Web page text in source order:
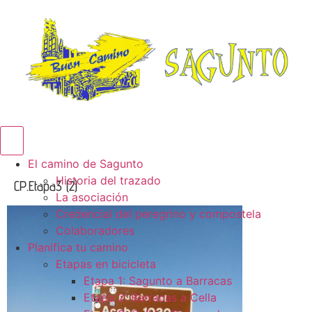
El camino de Sagunto
Historia del trazado
La asociación
Credencial del peregrino y compostela
Colaboradores
Planifica tu camino
Etapas en bicicleta
Etapa 1: Sagunto a Barracas
Etapa 2: Barracas a Cella
CP.Etapa3 (2)